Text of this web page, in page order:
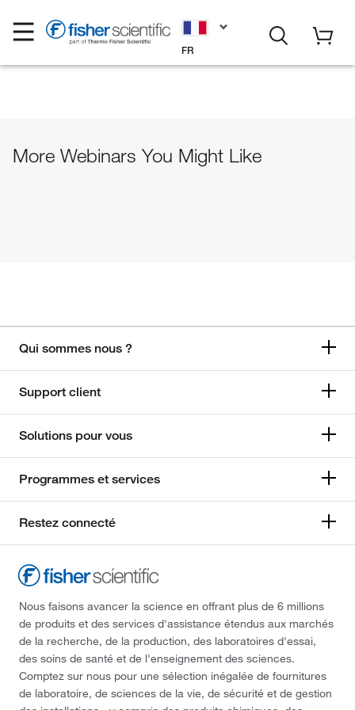
FR
More Webinars You Might Like
Qui sommes nous ?
Support client
Solutions pour vous
Programmes et services
Restez connecté
Nous faisons avancer la science en offrant plus de 6 millions
de produits et des services d'assistance étendus aux marchés
de la recherche, de la production, des laboratoires d'essai,
des soins de santé et de l'enseignement des sciences.
Comptez sur nous pour une sélection inégalée de fournitures
de laboratoire, de sciences de la vie, de sécurité et de gestion